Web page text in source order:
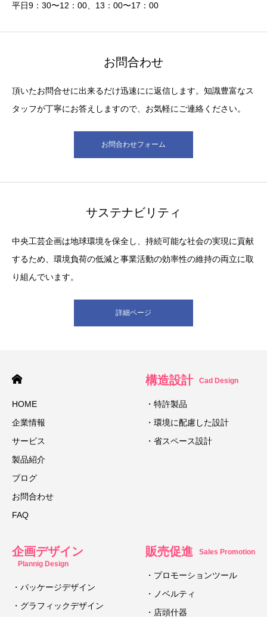
平日9：30〜12：00、13：00〜17：00
お問合わせ
頂いたお問合せに出来るだけ迅速にに返信します。知識豊富なス
タッフが丁寧にお答えしますので、お気軽にご連絡ください。
お問合わせフォーム
サステナビリティ
中央工芸企画は地球環境を保全し、持続可能な社会の実現に貢献
するため、環境負荷の低減と事業活動の効率性の維持の両立に取
り組んでいます。
詳細ページ
HOME
企業情報
サービス
製品紹介
ブログ
お問合わせ
FAQ
構造設計 Cad Design
・特許製品
・環境に配慮した設計
・省スペース設計
企画デザイン
Plannig Design
・パッケージデザイン
・グラフィックデザイン
販売促進 Sales Promotion
・プロモーションツール
・ノベルティ
・店頭什器